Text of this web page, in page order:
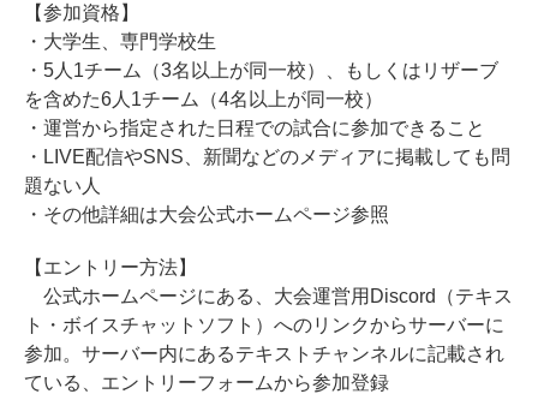
【参加資格】
・大学生、専門学校生
・5人1チーム（3名以上が同一校）、もしくはリザーブ
を含めた6人1チーム（4名以上が同一校）
・運営から指定された日程での試合に参加できること
・LIVE配信やSNS、新聞などのメディアに掲載しても問
題ない人
・その他詳細は大会公式ホームページ参照
【エントリー方法】
公式ホームページにある、大会運営用Discord（テキス
ト・ボイスチャットソフト）へのリンクからサーバーに
参加。サーバー内にあるテキストチャンネルに記載され
ている、エントリーフォームから参加登録